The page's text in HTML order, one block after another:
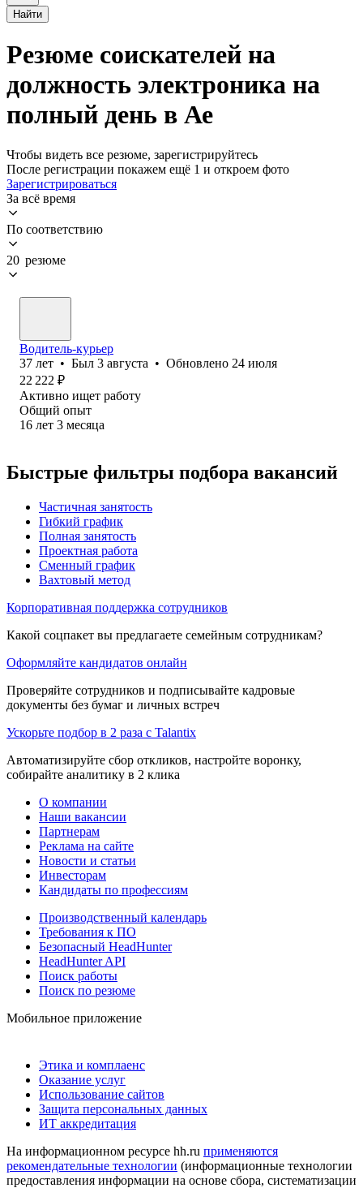
Найти
Резюме соискателей на
должность электроника на
полный день в Ае
Чтобы видеть все резюме, зарегистрируйтесь
После регистрации покажем ещё 1 и откроем фото
Зарегистрироваться
За всё время
По соответствию
20 резюме
Водитель-курьер
37 лет • Был 3 августа • Обновлено 24 июля
22 222 ₽
Активно ищет работу
Общий опыт
16 лет 3 месяца
Быстрые фильтры подбора вакансий
Частичная занятость
Гибкий график
Полная занятость
Проектная работа
Сменный график
Вахтовый метод
Корпоративная поддержка сотрудников
Какой соцпакет вы предлагаете семейным сотрудникам?
Оформляйте кандидатов онлайн
Проверяйте сотрудников и подписывайте кадровые
документы без бумаг и личных встреч
Ускорьте подбор в 2 раза с Talantix
Автоматизируйте сбор откликов, настройте воронку,
собирайте аналитику в 2 клика
О компании
Наши вакансии
Партнерам
Реклама на сайте
Новости и статьи
Инвесторам
Кандидаты по профессиям
Производственный календарь
Требования к ПО
Безопасный HeadHunter
HeadHunter API
Поиск работы
Поиск по резюме
Мобильное приложение
Этика и комплаенс
Оказание услуг
Использование сайтов
Защита персональных данных
ИТ аккредитация
На информационном ресурсе hh.ru применяются
рекомендательные технологии (информационные технологии
предоставления информации на основе сбора, систематизации